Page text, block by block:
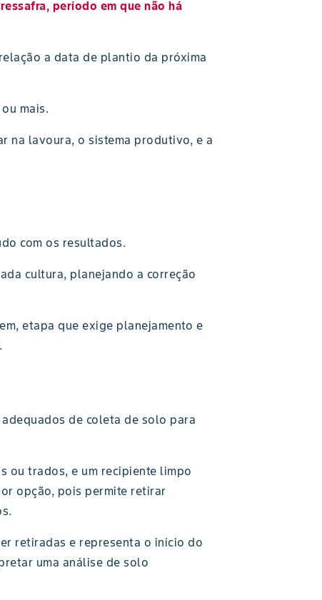
período em que não há
a data de plantio da próxima
mais.
na lavoura, o sistema produtivo, e a
com os resultados.
cultura, planejando a correção
etapa que exige planejamento e
de coleta de solo para
ou trados, e um recipiente limpo
opção, pois permite retirar
retiradas e representa o início do
uma análise de solo